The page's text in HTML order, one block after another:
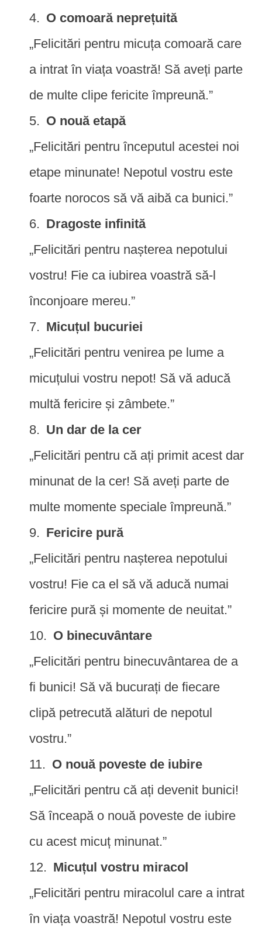
O comoară neprețuită
„Felicitări pentru micuța comoară care
a intrat în viața voastră! Să aveți parte
de multe clipe fericite împreună.”
O nouă etapă
„Felicitări pentru începutul acestei noi
etape minunate! Nepotul vostru este
foarte norocos să vă aibă ca bunici.”
Dragoste infinită
„Felicitări pentru nașterea nepotului
vostru! Fie ca iubirea voastră să-l
înconjoare mereu.”
Micuțul bucuriei
„Felicitări pentru venirea pe lume a
micuțului vostru nepot! Să vă aducă
multă fericire și zâmbete.”
Un dar de la cer
„Felicitări pentru că ați primit acest dar
minunat de la cer! Să aveți parte de
multe momente speciale împreună.”
Fericire pură
„Felicitări pentru nașterea nepotului
vostru! Fie ca el să vă aducă numai
fericire pură și momente de neuitat.”
O binecuvântare
„Felicitări pentru binecuvântarea de a
fi bunici! Să vă bucurați de fiecare
clipă petrecută alături de nepotul
vostru.”
O nouă poveste de iubire
„Felicitări pentru că ați devenit bunici!
Să înceapă o nouă poveste de iubire
cu acest micuț minunat.”
Micuțul vostru miracol
„Felicitări pentru miracolul care a intrat
în viața voastră! Nepotul vostru este